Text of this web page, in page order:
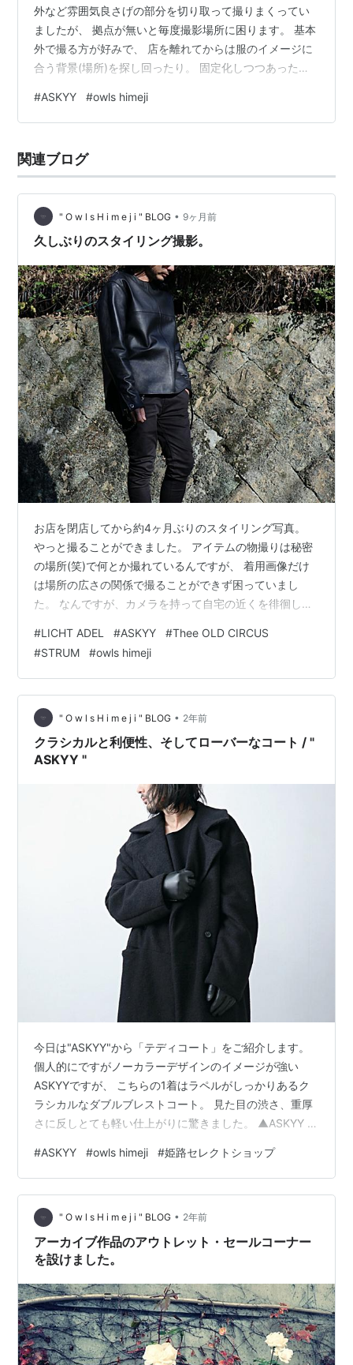
外など雰囲気良さげの部分を切り取って撮りまくってい
ましたが、 拠点が無いと毎度撮影場所に困ります。 基本
外で撮る方が好みで、 店を離れてからは服のイメージに
合う背景(場所)を探し回ったり。 固定化しつつあったの
モールの立体駐車場。 平日とかは人も少なめで、 上の階
数に行くほど撮りやすい穴場スポット。 そこが固定化し
末でまさかの自宅内。 家族が出かけた隙に可能な限りそ
れっぽくセッティングして臨みました。笑 ▲ASKYY / T5
#ASKYY #owls himeji
関連ブログ
" O w l s H i m e j i " BLOG • 9ヶ月前
久しぶりのスタイリング撮影。
お店を閉店してから約4ヶ月ぶりのスタイリング写真。
やっと撮ることができました。 アイテムの物撮りは秘密
の場所(笑)で何とか撮れているんですが、 着用画像だけ
は場所の広さの関係で撮ることができず困っていまし
た。 なんですが、カメラを持って自宅の近くを徘徊して
舗装されていますが車が通ることはなく、人もほとんど
通ることのない良いスポットでした。 撮影していたら、
散歩中のお婆さんと遭遇しかなり怪しまれました
が・・・(汗) また、山の中なのでクマが出てきそうな雰
囲気でしたが、この日は大丈夫でした。 (もし現れたら逃
げ場が無い・・・) さて、今回ピッ…
#LICHT ADEL #ASKYY #Thee OLD CIRCUS
#STRUM #owls himeji
" O w l s H i m e j i " BLOG • 2年前
クラシカルと利便性、そしてローバーなコート / "
ASKYY "
今日は"ASKYY"から「テディコート」をご紹介します。
個人的にですがノーカラーデザインのイメージが強い
ASKYYですが、 こちらの1着はラペルがしっかりあるク
ラシカルなダブルブレストコート。 見た目の渋さ、重厚
さに反しとても軽い仕上がりに驚きました。 ▲ASKYY /
ーサイズ。 身幅は約60cm(size1 )ほどの広さになるの
で、 size1でもSサイズ〜Lサイズあたりの体型の方にも
着用して頂けます。 これだけの生地の分量があるので一
見重みのあるメルトン素材に思いますが、 これが温かみ
のあるウールとリサイクルポリエ…
#ASKYY #owls himeji #姫路セレクトショップ
" O w l s H i m e j i " BLOG • 2年前
アーカイブ作品のアウトレット・セールコーナー
を設けました。